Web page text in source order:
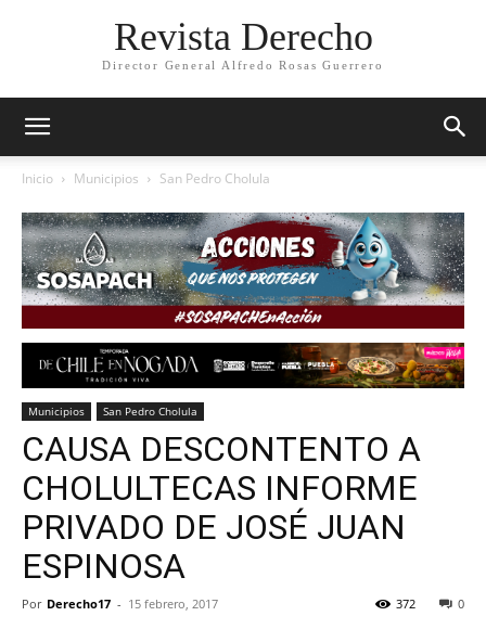
Revista Derecho
Director General Alfredo Rosas Guerrero
Inicio Municipios San Pedro Cholula
Municipios San Pedro Cholula
CAUSA DESCONTENTO A
CHOLULTECAS INFORME
PRIVADO DE JOSÉ JUAN
ESPINOSA
Por Derecho17 - 15 febrero, 2017 0
372